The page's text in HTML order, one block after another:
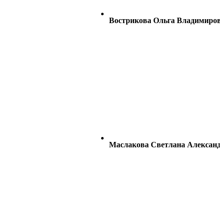
Вострикова Ольга
Маслакова Светлана